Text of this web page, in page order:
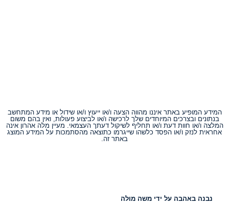
המידע המופיע באתר איננו מהווה הצעה ו/או ייעוץ ו/או שידול או מידע המתחשב
בנתונים ובצרכים המיוחדים שלך לרכישה ו/או לביצוע פעולות, ואין בהם משום
המלצה ו/או חוות דעת ו/או תחליף לשיקול דעתך העצמאי. מעיין מלה אהרון אינה
אחראית לנזק ו/או הפסד כלשהו שייגרמו כתוצאה מהסתמכות על המידע המוצג
באתר זה.
נבנה באהבה על ידי משה מולה